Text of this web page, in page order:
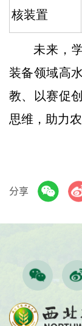
核装置
未来，
装备领域高
教、以赛促
思维，助力
分享